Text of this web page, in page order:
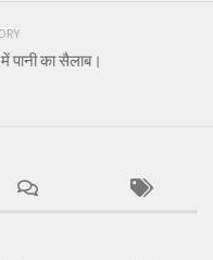
पानी का सैलाब।